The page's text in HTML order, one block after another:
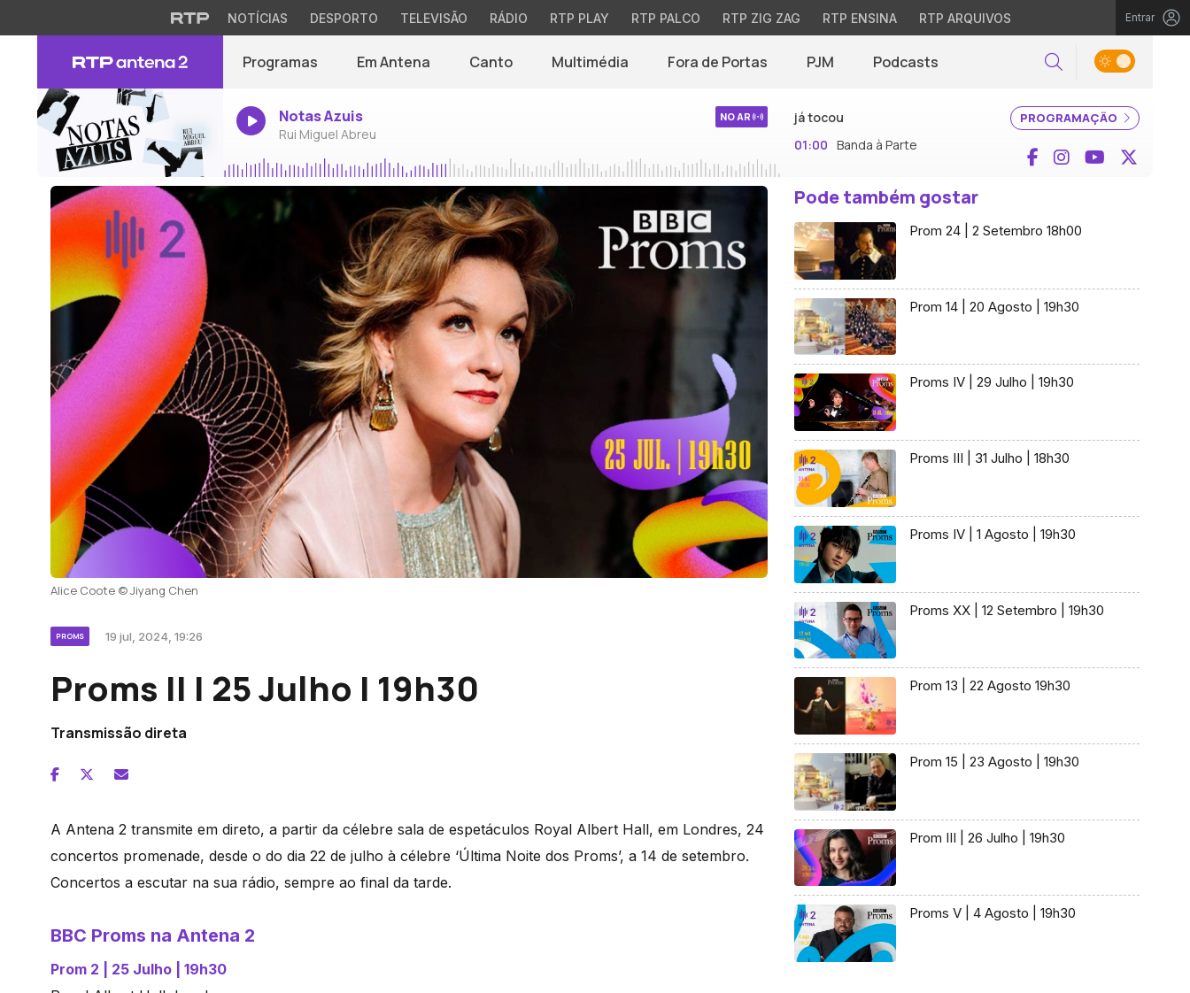
NOTÍCIAS DESPORTO TELEVISÃO RÁDIO RTP PLAY RTP PALCO RTP ZIG ZAG RTP ENSINA RTP ARQUIVOS Entrar
Programas Em Antena Canto Multimédia Fora de Portas PJM Podcasts Pesquisar
Notas Azuis
Rui Miguel Abreu
NO AR PROGRAMAÇÃO
já tocou
01:00 Banda à Parte Facebook
InstagramYouTube
Alice Coote © Jiyang Chen
PROMS 19 jul, 2024, 19:26
Proms II | 25 Julho | 19h30
Transmissão direta
A Antena 2 transmite em direto, a partir da célebre sala de espetáculos Royal Albert Hall, em Londres, 24
concertos promenade, desde o do dia 22 de julho à célebre ‘Última Noite dos Proms’, a 14 de setembro.
Concertos a escutar na sua rádio, sempre ao final da tarde.
BBC Proms na Antena 2
Prom 2 | 25 Julho | 19h30
Pode também gostar
Prom 24 | 2 Setembro 18h00
Prom 14 | 20 Agosto | 19h30
Proms IV | 29 Julho | 19h30
Proms III | 31 Julho | 18h30
Proms IV | 1 Agosto | 19h30
Proms XX | 12 Setembro | 19h30
Prom 13 | 22 Agosto 19h30
Prom 15 | 23 Agosto | 19h30
Prom III | 26 Julho | 19h30
Proms V | 4 Agosto | 19h30